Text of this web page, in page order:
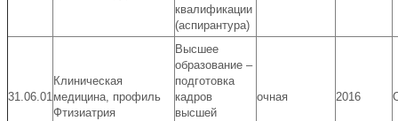
квалификации
(аспирантура)
31.06.01
Клиническая
медицина, профиль
Фтизиатрия
Высшее
образование –
подготовка
кадров
высшей
очная 2016